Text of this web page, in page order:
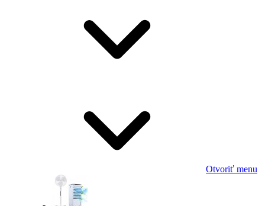
Otvoriť menu